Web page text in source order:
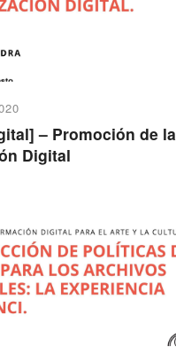
– Promoción de la
Digital